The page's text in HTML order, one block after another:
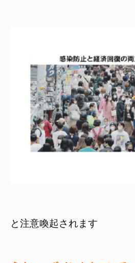
と注意喚起されます